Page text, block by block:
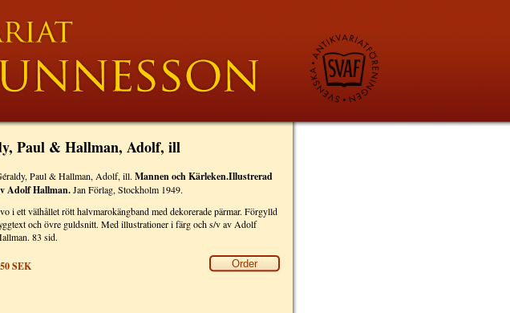
Paul & Hallman, Adolf, ill
Paul & Hallman, Adolf, ill. Mannen och Kärleken.Illustrerad
Adolf Hallman.Jan Förlag, Stockholm 1949.
i ett välhållet rött halvmarokängband med dekorerade pärmar. Förgylld
och övre guldsnitt. Med illustrationer i färg och s/v av Adolf
83 sid.
Order
SEK